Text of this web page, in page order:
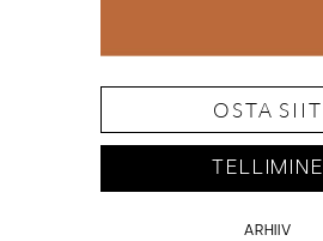
OSTA SIIT
TELLIMINE
ARHIIV